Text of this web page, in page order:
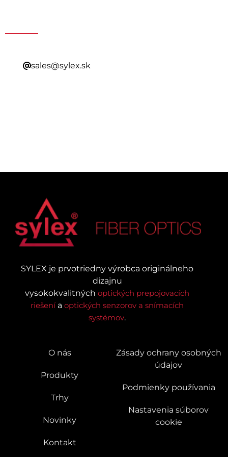
sales@sylex.sk
SYLEX je prvotriedny výrobca originálneho
dizajnu
vysokokvalitných optických prepojovacích
riešení a optických senzorov a snímacích
systémov.
O nás
Produkty
Trhy
Novinky
Kontakt
Zásady ochrany osobných
údajov
Podmienky používania
Nastavenia súborov
cookie